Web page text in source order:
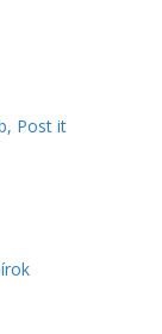
Post it